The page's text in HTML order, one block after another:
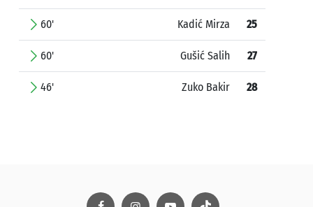
60' Kadić Mirza 25
60' Gušić Salih 27
46' Zuko Bakir 28